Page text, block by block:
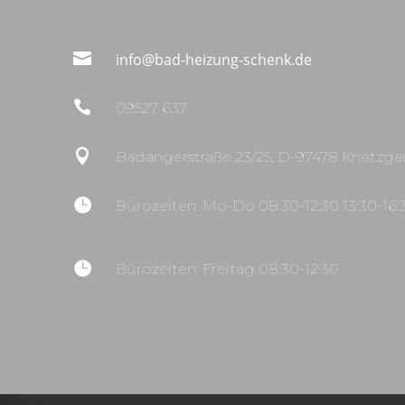
 info@bad-heizung-schenk.de
 09527 637
 Badangerstraße 23/25, D-97478
 Bürozeiten: Mo-Do 08:30-12:30 13:30-
 Bürozeiten: Freitag 08:30-12:30